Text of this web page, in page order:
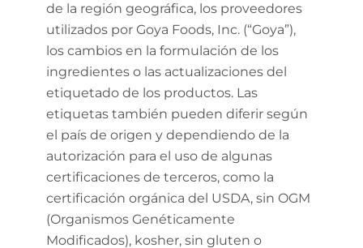
de la región geográfica, los proveedores
utilizados por Goya Foods, Inc. (“Goya”),
los cambios en la formulación de los
ingredientes o las actualizaciones del
etiquetado de los productos. Las
etiquetas también pueden diferir según
el país de origen y dependiendo de la
autorización para el uso de algunas
certificaciones de terceros, como la
certificación orgánica del USDA, sin OGM
(Organismos Genéticamente
Modificados), kosher, sin gluten o